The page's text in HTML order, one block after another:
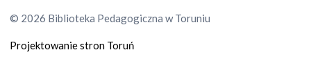
© 2026 Biblioteka Pedagogiczna w Toruniu
Projektowanie stron Toruń